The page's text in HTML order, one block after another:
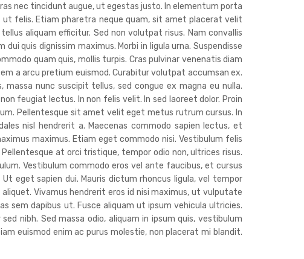
nec tincidunt augue, ut egestas justo. In elementum porta
ut felis. Etiam pharetra neque quam, sit amet placerat velit
aliquam efficitur. Sed non volutpat risus. Nam convallis
quis dignissim maximus. Morbi in ligula urna. Suspendisse
quam quis, mollis turpis. Cras pulvinar venenatis diam
a arcu pretium euismod. Curabitur volutpat accumsan ex.
nunc suscipit tellus, sed congue ex magna eu nulla.
feugiat lectus. In non felis velit. In sed laoreet dolor. Proin
Pellentesque sit amet velit eget metus rutrum cursus. In
nisl hendrerit a. Maecenas commodo sapien lectus, et
maximus. Etiam eget commodo nisi. Vestibulum felis
at orci tristique, tempor odio non, ultrices risus.
Vestibulum commodo eros vel ante faucibus, et cursus
eget sapien dui. Mauris dictum rhoncus ligula, vel tempor
Vivamus hendrerit eros id nisi maximus, ut vulputate
sem dapibus ut. Fusce aliquam ut ipsum vehicula ultricies.
nibh. Sed massa odio, aliquam in ipsum quis, vestibulum
euismod enim ac purus molestie, non placerat mi blandit.